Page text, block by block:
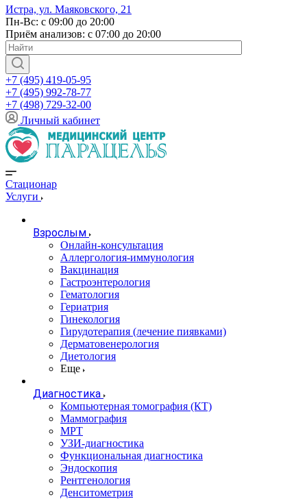
Истра, ул. Маяковского, 21
Пн-Вс: с 09:00 до 20:00
Приём анализов: с 07:00 до 20:00
+7 (495) 419-05-95
+7 (495) 992-78-77
+7 (498) 729-32-00
Личный кабинет
Стационар
Услуги
Взрослым
Онлайн-консультация
Аллергология-иммунология
Вакцинация
Гастроэнтерология
Гематология
Гериатрия
Гинекология
Гирудотерапия (лечение пиявками)
Дерматовенерология
Диетология
Еще
Диагностика
Компьютерная томография (КТ)
Маммография
МРТ
УЗИ-диагностика
Функциональная диагностика
Эндоскопия
Рентгенология
Денситометрия